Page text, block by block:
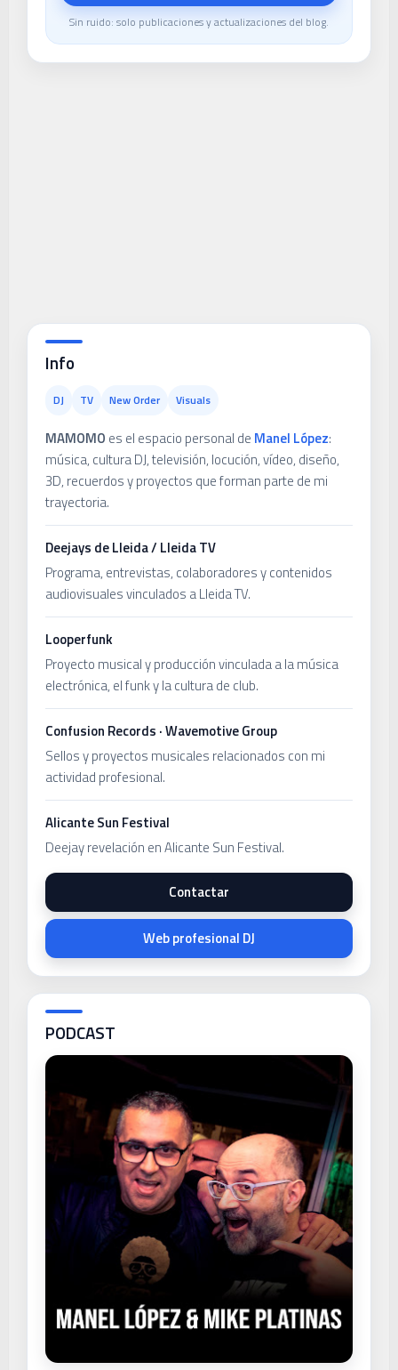
Sin ruido: solo publicaciones y actualizaciones del blog.
Info
DJ TV New Order Visuals
MAMOMO es el espacio personal de Manel López:
música, cultura DJ, televisión, locución, vídeo, diseño,
3D, recuerdos y proyectos que forman parte de mi
trayectoria.
Deejays de Lleida / Lleida TV
Programa, entrevistas, colaboradores y contenidos
audiovisuales vinculados a Lleida TV.
Looperfunk
Proyecto musical y producción vinculada a la música
electrónica, el funk y la cultura de club.
Confusion Records · Wavemotive Group
Sellos y proyectos musicales relacionados con mi
actividad profesional.
Alicante Sun Festival
Deejay revelación en Alicante Sun Festival.
Contactar
Web profesional DJ
PODCAST